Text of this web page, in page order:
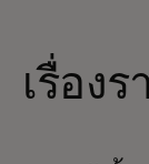
เรื่อง